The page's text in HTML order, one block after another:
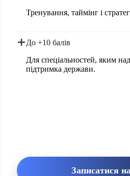
Тренування, таймінг і
До +10 балів
Для спеціальностей, яким
підтримка держави.
Записатися